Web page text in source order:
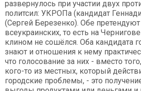
развернулось при участии двух
политсил: УКРОПа (кандидат
(Сергей Березенко). Обе претендуют
всеукраинских, то есть на
клином не сошёлся. Оба кандидата
знают и отношения к нему
что голосование за них - вместо
кого-то из местных, который
городские проблемы, - это